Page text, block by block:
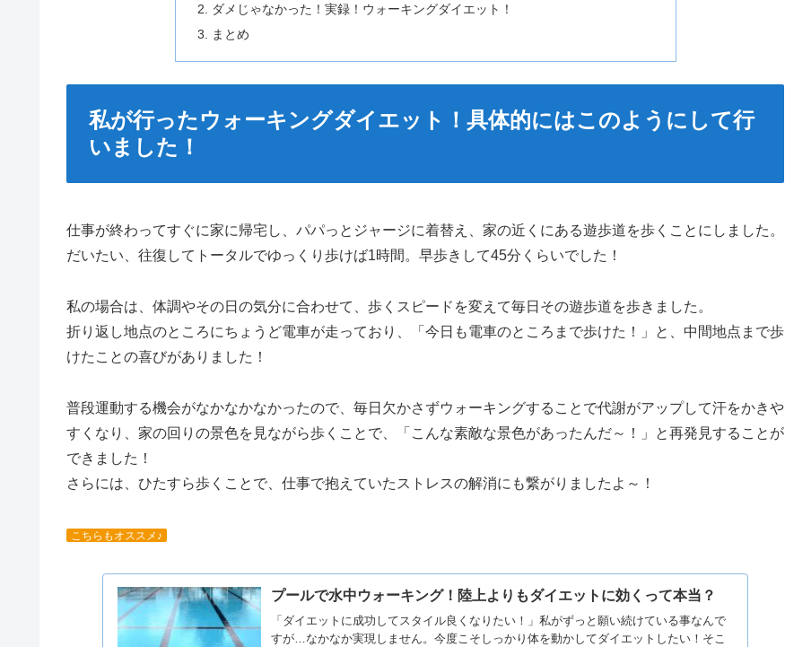
ダメじゃなかった！実録！ウォーキングダイエット！
まとめ
私が行ったウォーキングダイエット！具体的にはこのようにして行
いました！
仕事が終わってすぐに家に帰宅し、パパっとジャージに着替え、家の近くにある遊歩道を歩くことにしました。
だいたい、往復してトータルでゆっくり歩けば1時間。早歩きして45分くらいでした！
私の場合は、体調やその日の気分に合わせて、歩くスピードを変えて毎日その遊歩道を歩きました。
折り返し地点のところにちょうど電車が走っており、「今日も電車のところまで歩けた！」と、中間地点まで歩
けたことの喜びがありました！
普段運動する機会がなかなかなかったので、毎日欠かさずウォーキングすることで代謝がアップして汗をかきや
すくなり、家の回りの景色を見ながら歩くことで、「こんな素敵な景色があったんだ～！」と再発見することが
できました！
さらには、ひたすら歩くことで、仕事で抱えていたストレスの解消にも繋がりましたよ～！
こちらもオススメ♪
プールで水中ウォーキング！陸上よりもダイエットに効くって本当？
「ダイエットに成功してスタイル良くなりたい！」私がずっと願い続けている事なんで
すが…なかなか実現しません。今度こそしっかり体を動かしてダイエットしたい！そこ